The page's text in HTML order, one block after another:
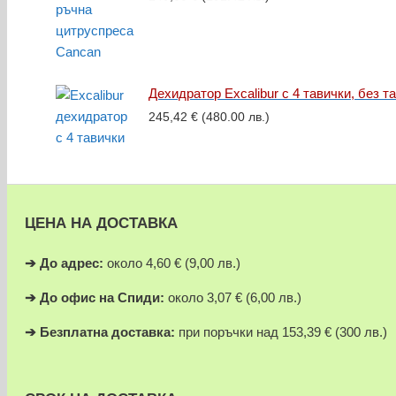
Дехидратор Excalibur с 4 тавички, без
245,42 € (480.00 лв.)
ЦЕНА НА ДОСТАВКА
➔ До адрес: около 4,60 € (9,00 лв.)
➔ До офис на Спиди: около 3,07 € (6,00 лв.)
➔ Безплатна доставка: при поръчки над 153,39 € (300 лв.)